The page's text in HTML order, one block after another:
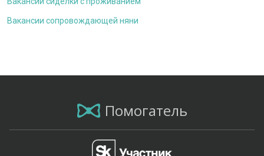
Вакансии сопровождающей няни
Помогатель